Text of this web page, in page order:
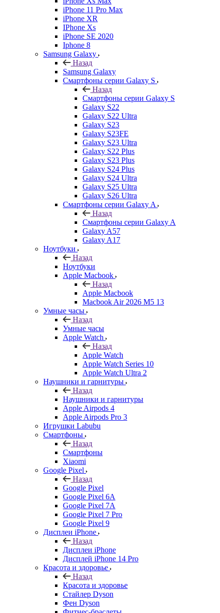
iPhone 11 Pro Max
iPhone XR
IPhone Xs
iPhone SE 2020
Iphone 8
Samsung Galaxy
Назад
Samsung Galaxy
Смартфоны серии Galaxy S
Назад
Смартфоны серии Galaxy S
Galaxy S22
Galaxy S22 Ultra
Galaxy S23
Galaxy S23FE
Galaxy S23 Ultra
Galaxy S22 Plus
Galaxy S23 Plus
Galaxy S24 Plus
Galaxy S24 Ultra
Galaxy S25 Ultra
Galaxy S26 Ultra
Смартфоны серии Galaxy A
Назад
Смартфоны серии Galaxy A
Galaxy A57
Galaxy A17
Ноутбуки
Назад
Ноутбуки
Apple Macbook
Назад
Apple Macbook
Macbook Air 2026 M5 13
Умные часы
Назад
Умные часы
Apple Watch
Назад
Apple Watch
Apple Watch Series 10
Apple Watch Ultra 2
Наушники и гарнитуры
Назад
Наушники и гарнитуры
Apple Airpods 4
Apple Airpods Pro 3
Игрушки Labubu
Смартфоны
Назад
Смартфоны
Xiaomi
Google Pixel
Назад
Google Pixel
Google Pixel 6A
Google Pixel 7А
Google Pixel 7 Pro
Google Pixel 9
Дисплеи iPhone
Назад
Дисплеи iPhone
Дисплей iPhone 14 Pro
Красота и здоровье
Назад
Красота и здоровье
Стайлер Dyson
Фен Dyson